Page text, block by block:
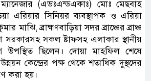
(এডঃএন্ডএকাঃ) মোঃ মেছবাহ
এরিয়ার সিনিয়র ব্যবস্থাপক ও এরিয়া
মাঝি, ব্রাহ্মণবাড়িয়া সদর ব্রাঞ্চের ব্রাঞ্চ
সরকারসহ সকল ষ্টাফসহ এলাকার স্থানীয়
উপস্থিত ছিলেন। দোয়া মাহফিল শেষে
কেন্দ্রের পক্ষ থেকে শতাধিক দুস্থদের
করা হয়।